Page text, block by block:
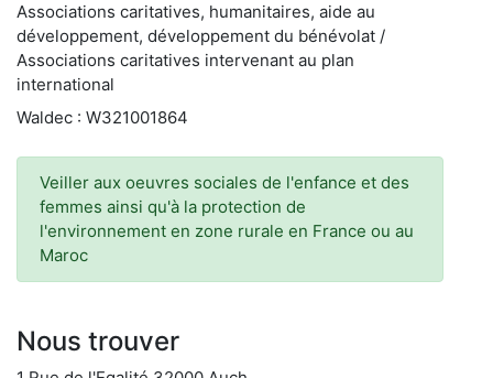
Associations caritatives, humanitaires, aide au
développement, développement du bénévolat /
Associations caritatives intervenant au plan
international
Waldec : W321001864
Veiller aux oeuvres sociales de l'enfance et des
femmes ainsi qu'à la protection de
l'environnement en zone rurale en France ou au
Maroc
Nous trouver